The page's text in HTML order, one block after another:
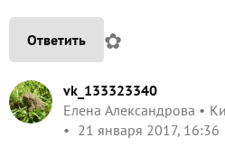
Ответить ✿
vk_133323340
Елена Александрова
21 января 2017, 16:36